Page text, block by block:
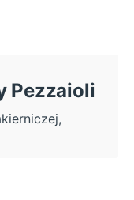
Pezzaioli